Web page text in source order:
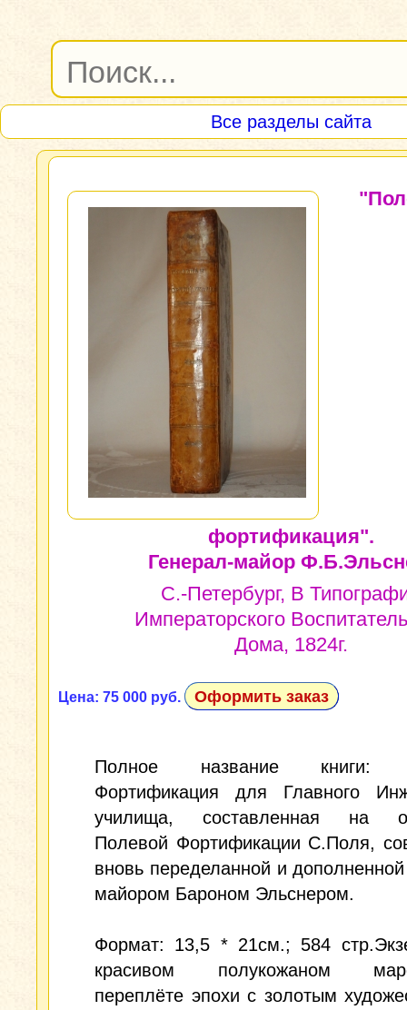
Все разделы сайта
фортификация".
Генерал-майор
С.-Петербург, В
Императорского
Дома, 1824г.
Цена: 75 000 руб. Оформить заказ
Полное название книги:
Фортификация для Главного
училища, составленная на
Полевой Фортификации С.Поля,
вновь переделанной и
майором Бароном Эльснером.
Формат: 13,5 * 21см.; 584
красивом полукожаном
переплёте эпохи с золотым